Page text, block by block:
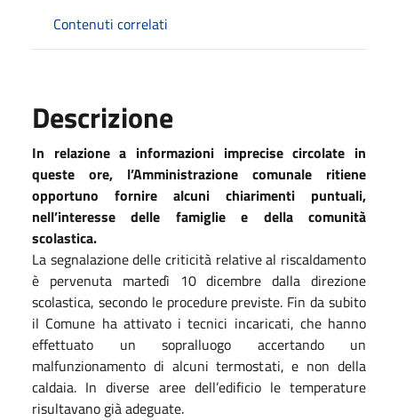
Contenuti correlati
Descrizione
In relazione a informazioni imprecise circolate in
queste ore, l’Amministrazione comunale ritiene
opportuno fornire alcuni chiarimenti puntuali,
nell’interesse delle famiglie e della comunità
scolastica.
La segnalazione delle criticità relative al riscaldamento
è pervenuta martedì 10 dicembre dalla direzione
scolastica, secondo le procedure previste. Fin da subito
il Comune ha attivato i tecnici incaricati, che hanno
effettuato un sopralluogo accertando un
malfunzionamento di alcuni termostati, e non della
caldaia. In diverse aree dell’edificio le temperature
risultavano già adeguate.